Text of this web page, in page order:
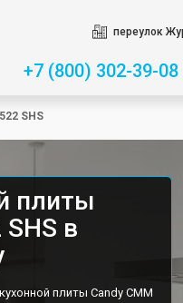
переулок
+7 (800) 302-39-08
SHS
плиты
в
плиты Candy CMM